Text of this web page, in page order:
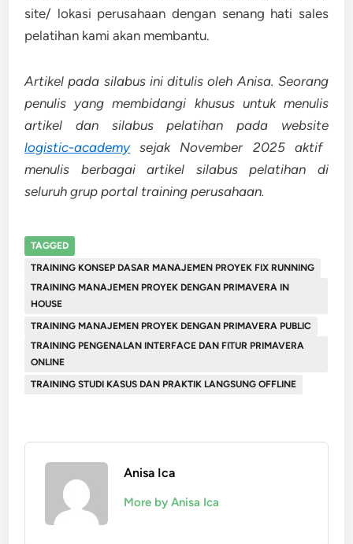
site/ lokasi perusahaan dengan senang hati sales
pelatihan kami akan membantu.
Artikel pada silabus ini ditulis oleh Anisa. Seorang
penulis yang membidangi khusus untuk menulis
artikel dan silabus pelatihan pada website
logistic-academysejak November 2025 aktif
menulis berbagai artikel silabus pelatihan di
seluruh grup portal training perusahaan.
TAGGED
TRAINING KONSEP DASAR MANAJEMEN PROYEK FIX RUNNING
TRAINING MANAJEMEN PROYEK DENGAN PRIMAVERA IN
HOUSE
TRAINING MANAJEMEN PROYEK DENGAN PRIMAVERA PUBLIC
TRAINING PENGENALAN INTERFACE DAN FITUR PRIMAVERA
ONLINE
TRAINING STUDI KASUS DAN PRAKTIK LANGSUNG OFFLINE
Anisa Ica
More by Anisa Ica